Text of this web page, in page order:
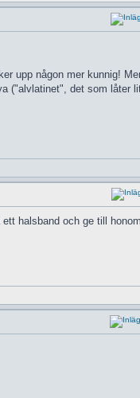
upp någon mer kunnig!
("alvlatinet", det som låter
halsband och ge till